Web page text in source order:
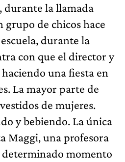
durante la llamada
grupo de chicos hace
durante la
con que el director y
una fiesta en
La mayor parte de
de mujeres.
y bebiendo. La única
Maggi, una profesora
momento